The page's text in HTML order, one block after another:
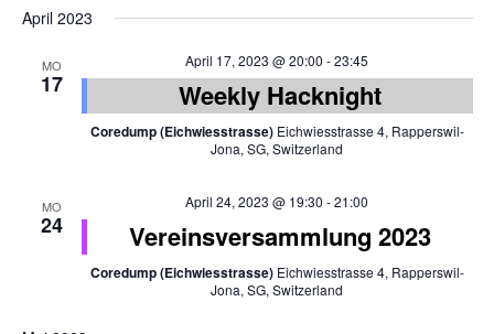
April 2023
MO
17
April 17, 2023 @ 20:00 -23:45
Weekly Hacknight
Coredump (Eichwiesstrasse) Eichwiesstrasse 4, Rapperswil-
Jona, SG, Switzerland
MO
24
April 24, 2023 @ 19:30 -21:00
Vereinsversammlung 2023
Coredump (Eichwiesstrasse) Eichwiesstrasse 4, Rapperswil-
Jona, SG, Switzerland